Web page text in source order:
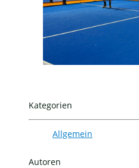
Kategorien
Allgemein
Autoren